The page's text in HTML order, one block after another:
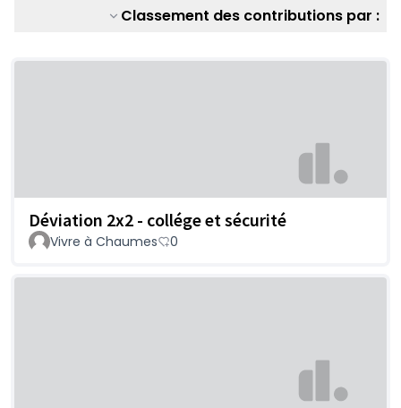
Classement des contributions par :
Déviation 2x2 - collége et sécurité
Vivre à Chaumes 0